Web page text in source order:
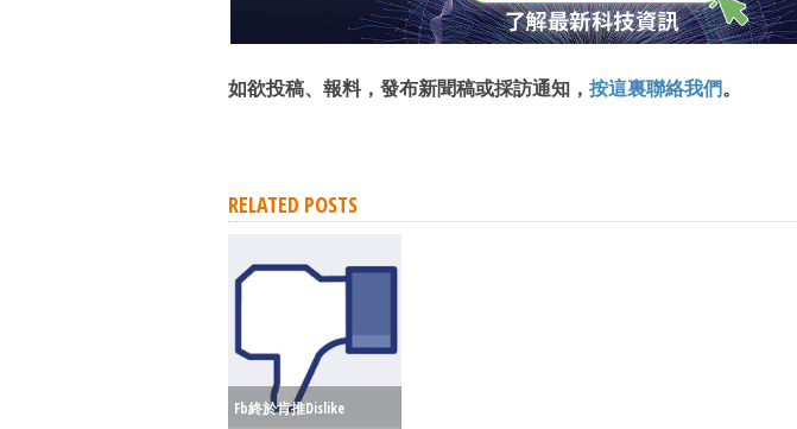
如欲投稿、報料，發布新聞稿或採訪通知， 按這裏聯絡我們。
RELATED POSTS
Fb終於肯推dislike